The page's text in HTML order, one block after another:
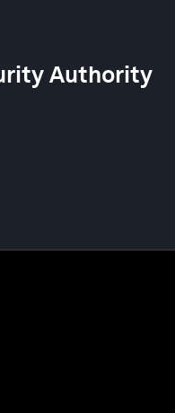
Authority